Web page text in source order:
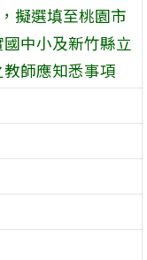
擬選填至桃園市
中小及新竹縣立
師應知悉事項